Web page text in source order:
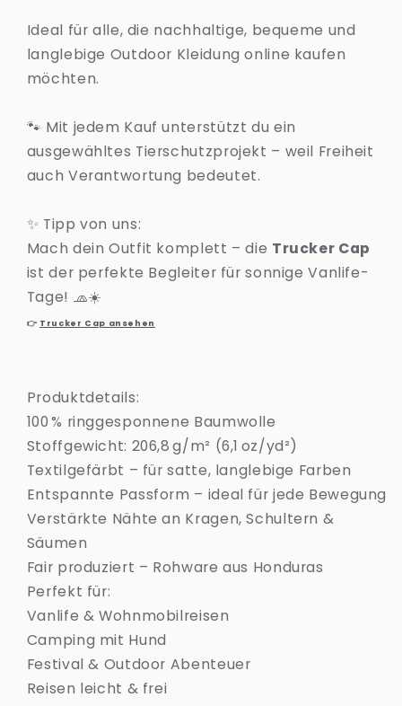
Ideal für alle, die nachhaltige, bequeme und
langlebige Outdoor Kleidung online kaufen
möchten.
🐾 Mit jedem Kauf unterstützt du ein
ausgewähltes Tierschutzprojekt – weil Freiheit
auch Verantwortung bedeutet.
✨ Tipp von uns:
Mach dein Outfit komplett – die Trucker Cap
ist der perfekte Begleiter für sonnige Vanlife-
Tage! 🧢☀️
👉 Trucker Cap ansehen
Produktdetails:
100 % ringgesponnene Baumwolle
Stoffgewicht: 206,8 g/m² (6,1 oz/yd²)
Textilgefärbt – für satte, langlebige Farben
Entspannte Passform – ideal für jede Bewegung
Verstärkte Nähte an Kragen, Schultern &
Säumen
Fair produziert – Rohware aus Honduras
Perfekt für:
Vanlife & Wohnmobilreisen
Camping mit Hund
Festival & Outdoor Abenteuer
Reisen leicht & frei